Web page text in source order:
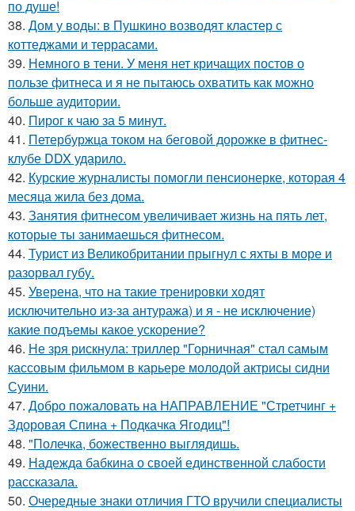
по душе!
38. Дом у воды: в Пушкино возводят кластер с
коттеджами и террасами.
39. Немного в тени. У меня нет кричащих постов о
пользе фитнеса и я не пытаюсь охватить как можно
больше аудитории.
40. Пирог к чаю за 5 минут.
41. Петербуржца током на беговой дорожке в фитнес-
клубе DDX ударило.
42. Курские журналисты помогли пенсионерке, которая 4
месяца жила без дома.
43. Занятия фитнесом увеличивает жизнь на пять лет,
которые ты занимаешься фитнесом.
44. Турист из Великобритании прыгнул с яхты в море и
разорвал губу.
45. Уверена, что на такие тренировки ходят
исключительно из-за антуража) и я - не исключение)
какие подъемы какое ускорение?
46. Не зря рискнула: триллер "Горничная" стал самым
кассовым фильмом в карьере молодой актрисы сидни
Суини.
47. Добро пожаловать на НАПРАВЛЕНИЕ "Стретчинг +
Здоровая Спина + Подкачка Ягодиц"!
48. "Полечка, божественно выглядишь.
49. Надежда бабкина о своей единственной слабости
рассказала.
50. Очередные знаки отличия ГТО вручили специалисты